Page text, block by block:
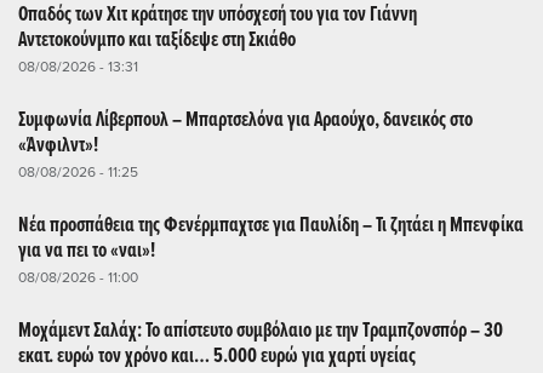
Οπαδός των Χιτ κράτησε την υπόσχεσή του για τον Γιάννη
Αντετοκούνμπο και ταξίδεψε στη Σκιάθο
08/08/2026 - 13:31
Συμφωνία Λίβερπουλ – Μπαρτσελόνα για Αραούχο, δανεικός στο
«Άνφιλντ»!
08/08/2026 - 11:25
Νέα προσπάθεια της Φενέρμπαχτσε για Παυλίδη – Τι ζητάει η Μπενφίκα
για να πει το «ναι»!
08/08/2026 - 11:00
Μοχάμεντ Σαλάχ: Το απίστευτο συμβόλαιο με την Τραμπζονσπόρ – 30
εκατ. ευρώ τον χρόνο και… 5.000 ευρώ για χαρτί υγείας